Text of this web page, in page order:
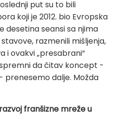
put su to bili
koji je 2012. bio Evropska
desetina seansi sa njima
razmenili mišljenja,
i ovakvi „presabrani“
da čitav koncept -
prenesemo dalje. Možda
franšizne mreže u